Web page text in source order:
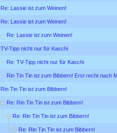
Re: Lassie ist zum Weinen!
Re: Lassie ist zum Weinen!
Re: Lassie ist zum Weinen!
TV-Tipp nicht nur für Kaschi
Re: TV-Tipp nicht nur für Kaschi
Rin Tin Tin ist zum Bibbern! Erst recht nach
Rin Tin Tin ist zum Bibbern!
Re: Rin Tin Tin ist zum Bibbern!
Re: Rin Tin Tin ist zum Bibbern!
Re: Rin Tin Tin ist zum Bibbern!